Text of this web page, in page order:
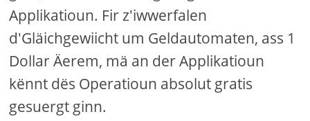
Applikatioun. Fir z'iwwerfalen
d'Gläichgewiicht um Geldautomaten, ass 1
Dollar Äerem, mä an der Applikatioun
kënnt dës Operatioun absolut gratis
gesuergt ginn.